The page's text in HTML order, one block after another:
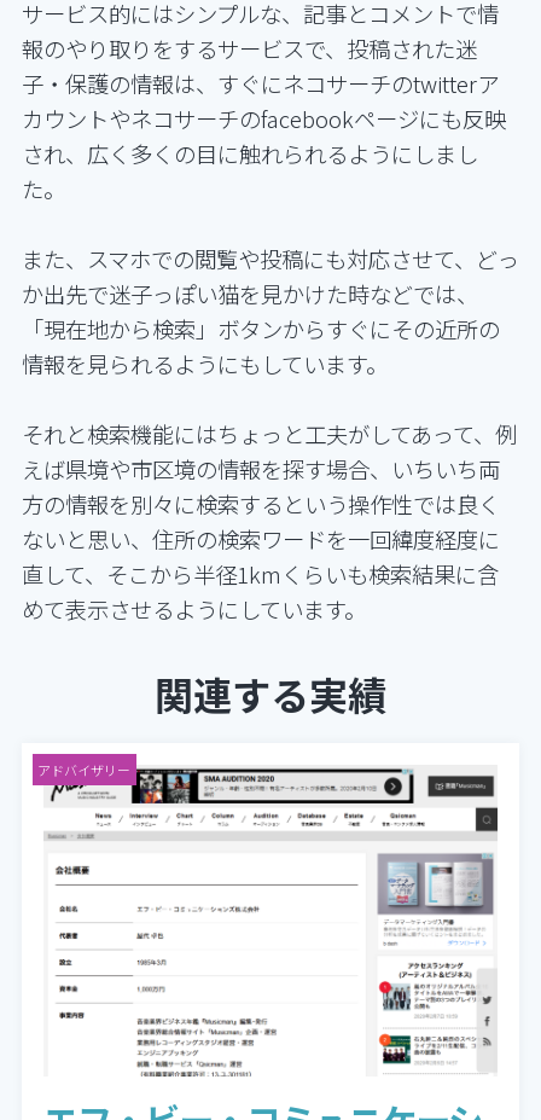
サービス的にはシンプルな、記事とコメントで情
報のやり取りをするサービスで、投稿された迷
子・保護の情報は、すぐにネコサーチのtwitterア
カウントやネコサーチのfacebookページにも反映
され、広く多くの目に触れられるようにしまし
た。
また、スマホでの閲覧や投稿にも対応させて、どっ
か出先で迷子っぽい猫を見かけた時などでは、
「現在地から検索」ボタンからすぐにその近所の
情報を見られるようにもしています。
それと検索機能にはちょっと工夫がしてあって、例
えば県境や市区境の情報を探す場合、いちいち両
方の情報を別々に検索するという操作性では良く
ないと思い、住所の検索ワードを一回緯度経度に
直して、そこから半径1kmくらいも検索結果に含
めて表示させるようにしています。
関連する実績
アドバイザリー